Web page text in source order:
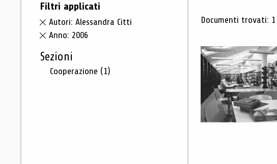
Filtri applicati
Autori: Alessandra Citti
Anno: 2006
Sezioni
Cooperazione (1)
Risultati
Documenti trovati: 1